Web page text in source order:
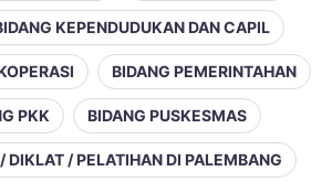
KEPENDUDUKAN DAN CAPIL
BIDANG PEMERINTAHAN
PKK BIDANG PUSKESMAS
DIKLAT / PELATIHAN DI PALEMBANG